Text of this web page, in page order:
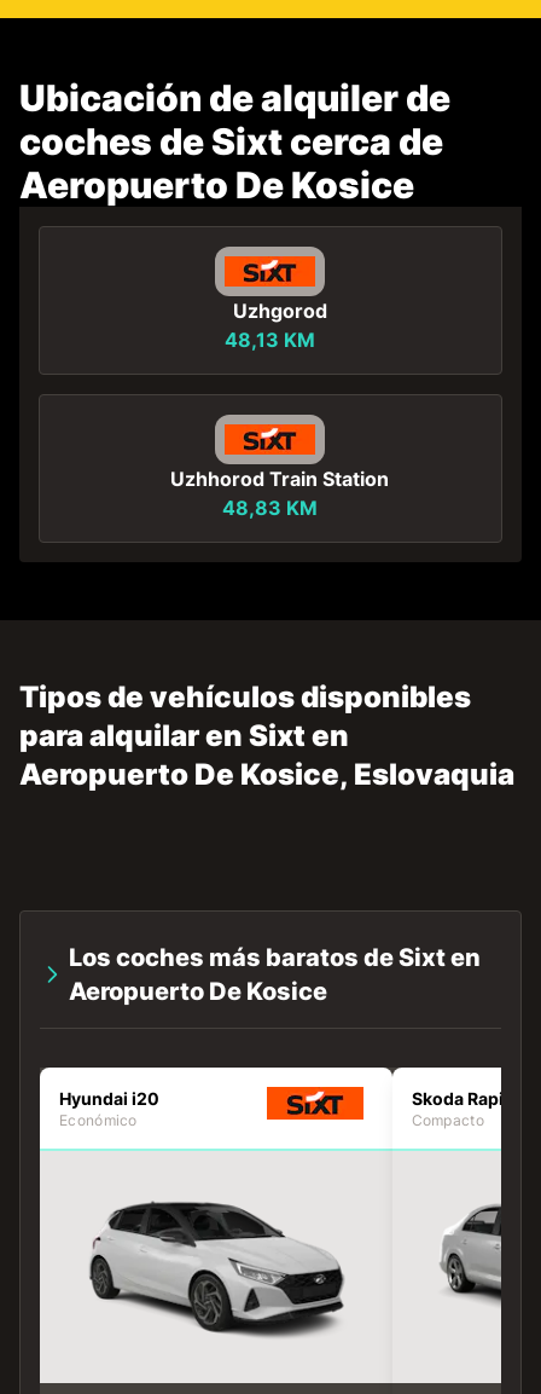
Ubicación de alquiler de
coches de Sixt cerca de
Aeropuerto De Kosice
Uzhgorod
48,13 KM
Uzhhorod Train Station
48,83 KM
Tipos de vehículos disponibles
para alquilar en Sixt en
Aeropuerto De Kosice, Eslovaquia
Los coches más baratos de Sixt en
Aeropuerto De Kosice
Hyundai i20
Económico
Skoda Rapid
Compacto